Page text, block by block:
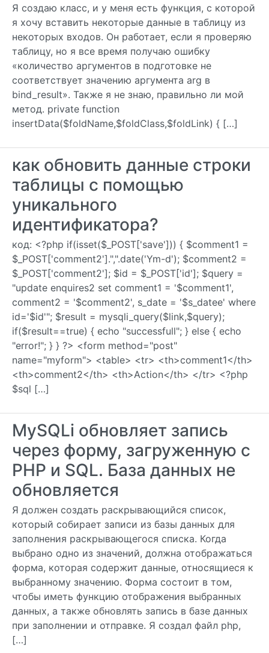
Я создаю класс, и у меня есть функция, с которой
я хочу вставить некоторые данные в таблицу из
некоторых входов. Он работает, если я проверяю
таблицу, но я все время получаю ошибку
«количество аргументов в подготовке не
соответствует значению аргумента arg в
bind_result». Также я не знаю, правильно ли мой
метод. private function
insertData($foldName,$foldClass,$foldLink) { […]
как обновить данные строки
таблицы с помощью
уникального
идентификатора?
код: <?php if(isset($_POST['save'])) { $comment1 =
$_POST['comment2'].",".date('Ym-d'); $comment2 =
$_POST['comment2']; $id = $_POST['id']; $query =
"update enquires2 set comment1 = '$comment1',
comment2 = '$comment2', s_date = '$s_datee' where
id='$id'"; $result = mysqli_query($link,$query);
if($result==true) { echo "successfull"; } else { echo
"error!"; } } ?> <form method="post"
name="myform"> <table> <tr> <th>comment1</th>
<th>comment2</th> <th>Action</th> </tr> <?php
$sql […]
MySQLi обновляет запись
через форму, загруженную с
PHP и SQL. База данных не
обновляется
Я должен создать раскрывающийся список,
который собирает записи из базы данных для
заполнения раскрывающегося списка. Когда
выбрано одно из значений, должна отображаться
форма, которая содержит данные, относящиеся к
выбранному значению. Форма состоит в том,
чтобы иметь функцию отображения выбранных
данных, а также обновлять запись в базе данных
при заполнении и отправке. Я создал файл php,
[…]